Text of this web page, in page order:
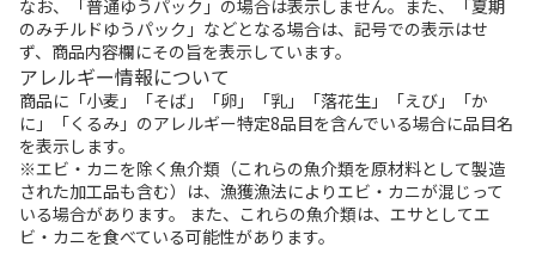
なお、「普通ゆうパック」の場合は表示しません。また、「夏期
のみチルドゆうパック」などとなる場合は、記号での表示はせ
ず、商品内容欄にその旨を表示しています。
アレルギー情報について
商品に「小麦」「そば」「卵」「乳」「落花生」「えび」「か
に」「くるみ」のアレルギー特定8品目を含んでいる場合に品目名
を表示します。
※エビ・カニを除く魚介類（これらの魚介類を原材料として製造
された加工品も含む）は、漁獲漁法によりエビ・カニが混じって
いる場合があります。 また、これらの魚介類は、エサとしてエ
ビ・カニを食べている可能性があります。